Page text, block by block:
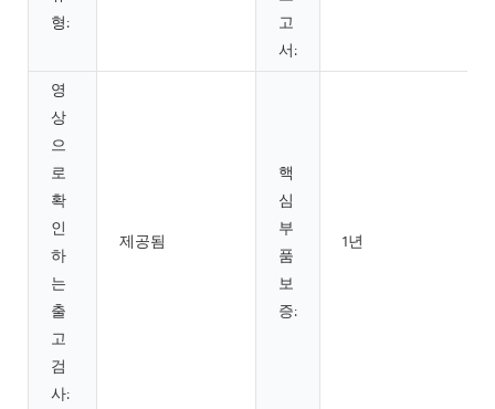
형:
고
서:
영
상
으
로
확
인
하
는
출
고
검
사:
제공됨
핵
심
부
품
보
증:
1년